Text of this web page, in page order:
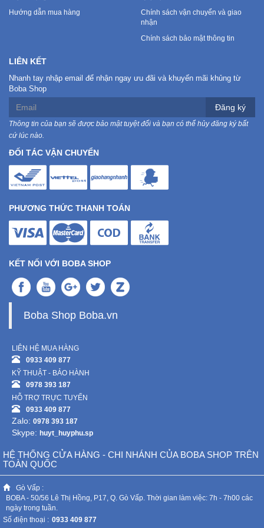
Hướng dẫn mua hàng
Chính sách vận chuyển và giao
nhận
Chính sách bảo mật thông tin
LIÊN KẾT
Nhanh tay nhập email để nhận ngay ưu đãi và khuyến mãi khủng từ
Boba Shop
Đăng ký
Thông tin của bạn sẽ được bảo mật tuyệt đối và bạn có thể hủy đăng ký bất
cứ lúc nào.
ĐỐI TÁC VẬN CHUYỂN
PHƯƠNG THỨC THANH TOÁN
KẾT NỐI VỚI BOBA SHOP
Boba Shop Boba.vn
LIÊN HỆ MUA HÀNG
0933 409 877
KỸ THUẬT - BẢO HÀNH
0978 393 187
HỖ TRỢ TRỰC TUYẾN
0933 409 877
Zalo: 0978 393 187
Skype: huyt_huyphu.sp
HỆ THỐNG CỬA HÀNG - CHI NHÁNH CỦA BOBA SHOP TRÊN
TOÀN QUỐC
Gò Vấp :
BOBA - 50/56 Lê Thị Hồng, P17, Q. Gò Vấp. Thời gian làm việc: 7h - 7h00 các
ngày trong tuần.
Số điện thoại : 0933 409 877